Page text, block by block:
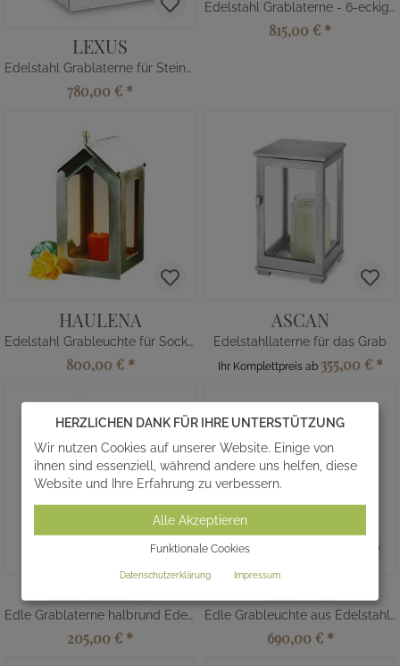
LEXUS
Edelstahl Grablaterne für Steinsäule
780,00 € *
Edelstahl Grablaterne - 6-eckiges Design
815,00 € *
HAULENA
Edelstahl Grableuchte für Sockel/Wand
800,00 € *
ASCAN
Edelstahllaterne für das Grab
Ihr Komplettpreis ab 355,00 € *
Edle Grablaterne halbrund Edelstahl
205,00 € *
Edle Grableuchte aus Edelstahl im klassischen Design
690,00 € *
HERZLICHEN DANK FÜR IHRE UNTERSTÜTZUNG
Wir nutzen Cookies auf unserer Website. Einige von
ihnen sind essenziell, während andere uns helfen, diese
Website und Ihre Erfahrung zu verbessern.
Alle Akzeptieren
Funktionale Cookies
Datenschutzerklärung Impressum